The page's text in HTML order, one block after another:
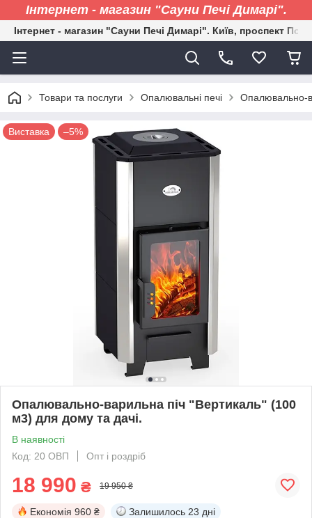
Інтернет - магазин "Сауни Печі Димарі".
Інтернет - магазин "Сауни Печі Димарі". Київ, проспект
Товари та послуги Опалювальні печі Опалювально-
Виставка –5%
Опалювально-варильна піч "Вертикаль" (100
м3) для дому та дачі.
В наявності
Код: 20 ОВП
Опт і роздріб
18 990 ₴ 19 950 ₴
Економія 960 ₴ Залишилось 23 дні